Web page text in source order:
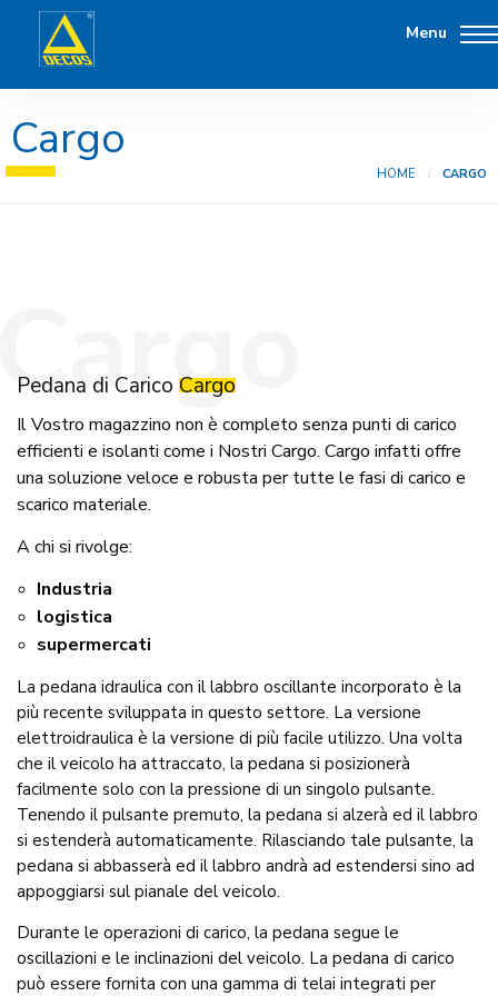
Menu
Cargo
HOME CARGO
Pedana di Carico Cargo
Il Vostro magazzino non è completo senza punti di carico
efficienti e isolanti come i Nostri Cargo. Cargo infatti offre
una soluzione veloce e robusta per tutte le fasi di carico e
scarico materiale.
A chi si rivolge:
Industria
logistica
supermercati
La pedana idraulica con il labbro oscillante incorporato è la
più recente sviluppata in questo settore. La versione
elettroidraulica è la versione di più facile utilizzo. Una volta
che il veicolo ha attraccato, la pedana si posizionerà
facilmente solo con la pressione di un singolo pulsante.
Tenendo il pulsante premuto, la pedana si alzerà ed il labbro
si estenderà automaticamente. Rilasciando tale pulsante, la
pedana si abbasserà ed il labbro andrà ad estendersi sino ad
appoggiarsi sul pianale del veicolo.
Durante le operazioni di carico, la pedana segue le
oscillazioni e le inclinazioni del veicolo. La pedana di carico
può essere fornita con una gamma di telai integrati per